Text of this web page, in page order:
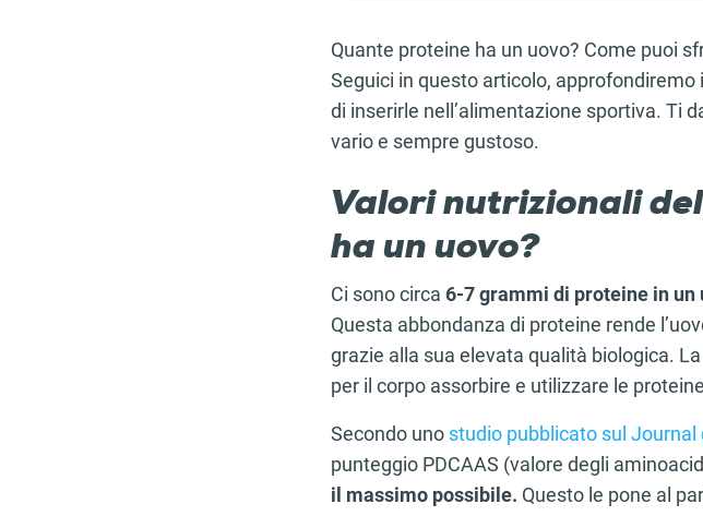
Quante proteine ha un uovo? Come puoi
Seguici in questo articolo,
di inserirle nell’alimentazione sportiva. Ti
vario e sempre gustoso.
Valori nutrizionali
ha un uovo?
Ci sono circa 6-7grammi di proteine in un
Questa abbondanza di proteine rende
grazie alla sua elevata qualità biologica.
per il corpo assorbire e utilizzare le
Secondo uno studio pubblicato sul Journal
punteggio PDCAAS (valore degli
il massimo possibile. Questo le pone al